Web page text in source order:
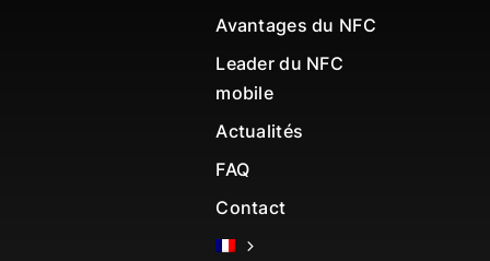
Avantages du NFC
Leader du NFC
mobile
Actualités
FAQ
Contact